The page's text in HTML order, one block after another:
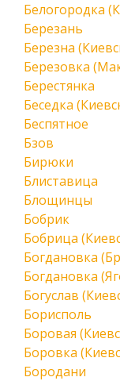
Белогородка
Березань
Березна
Березовка
Берестянка
Беседка
Беспятное
Бзов
Бирюки
Блиставица
Блощинцы
Бобрик
Бобрица
Богдановка
Богдановка
Богуслав
Борисполь
Боровая
Боровка
Бородани